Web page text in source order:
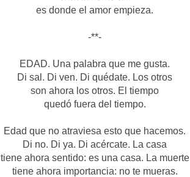
es donde el amor empieza.
-**-
EDAD. Una palabra que me gusta.
Di sal. Di ven. Di quédate. Los otros
son ahora los otros. El tiempo
quedó fuera del tiempo.
Edad que no atraviesa esto que hacemos.
Di no. Di ya. Di acércate. La casa
tiene ahora sentido: es una casa. La muerte
tiene ahora importancia: no te mueras.